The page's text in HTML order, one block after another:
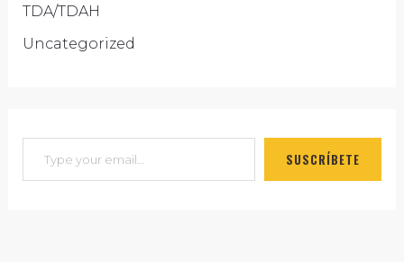
TDA/TDAH
Uncategorized
SUSCRÍBETE